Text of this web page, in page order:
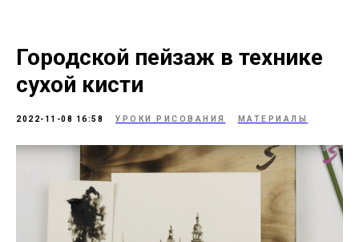
Городской пейзаж в технике
сухой кисти
2022-11-08 16:58 УРОКИ РИСОВАНИЯ МАТЕРИАЛЫ